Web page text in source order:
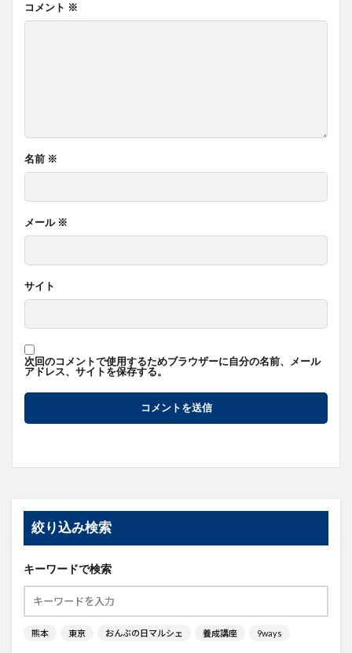
コメント ※
名前 ※
メール ※
サイト
次回のコメントで使用するためブラウザーに自分の名前、メール
アドレス、サイトを保存する。
絞り込み検索
キーワードで検索
熊本 東京 おんぶの日マルシェ 養成講座 9ways